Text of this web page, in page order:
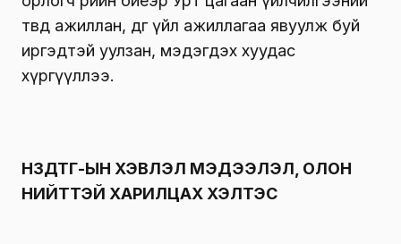
төвд ажиллан, өдгөө үйл ажиллагаа явуулж буй
иргэдтэй уулзан, мэдэгдэх хуудас
хүргүүллээ.
НЗДТГ-ЫН ХЭВЛЭЛ МЭДЭЭЛЭЛ, ОЛОН
НИЙТТЭЙ ХАРИЛЦАХ ХЭЛТЭС